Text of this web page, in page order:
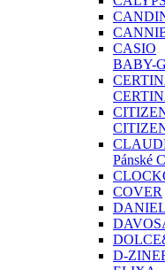
CASIO
BABY-G
Pánské
COVER
D-